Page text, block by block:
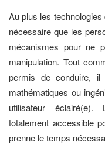
Au plus les
nécessaire que les
mécanismes pour ne
manipulation. Tout
permis de conduire, il
mathématiques ou
utilisateur éclairé(e).
totalement accessible
prenne le temps